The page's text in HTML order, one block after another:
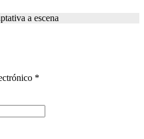
a escena
*